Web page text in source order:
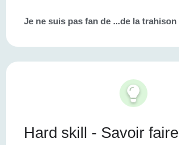
Je ne suis pas fan de ...de la trahison
Hard skill - Savoir faire